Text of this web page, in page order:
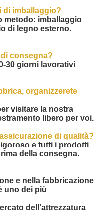
di imballaggio?
metodo: imballaggio
di legno esterno.
consegna?
30 giorni lavorativi
organizzerete
visitare la nostra
libero per voi.
di qualità?
e tutti i prodotti
della consegna.
e nella fabbricazione
uno dei più
dell'attrezzatura